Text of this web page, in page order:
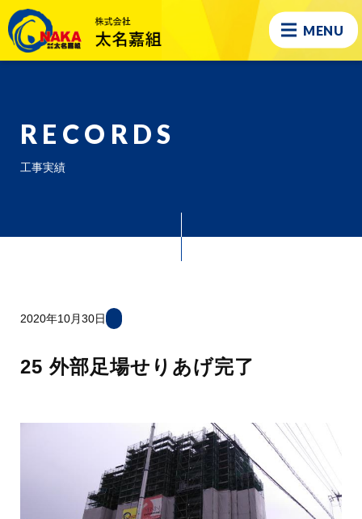
MENU
RECORDS
工事実績
2020年10月30日
25 外部足場せりあげ完了